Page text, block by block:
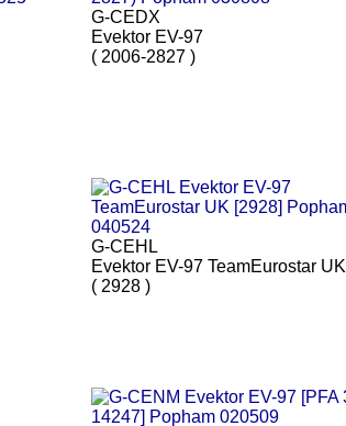
G-CEDX
Evektor EV-97
( 2006-2827 )
G-CEHL
Evektor EV-97 TeamEurostar UK
( 2928 )